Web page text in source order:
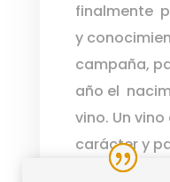
finalmente
y
campaña,
año el
vino. Un
carácter y